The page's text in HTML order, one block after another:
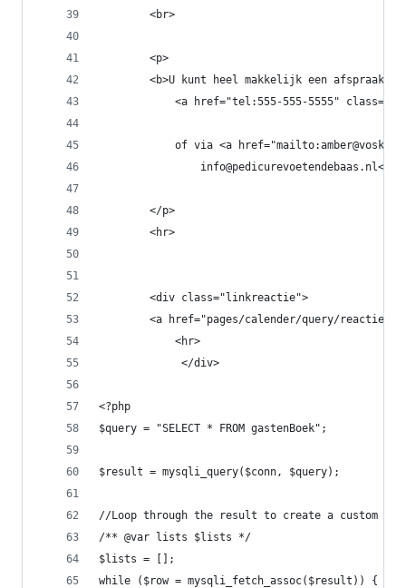
        <br>
        <p>
<b>U kunt heel makkelijk een afspraak
<a href="tel:555-555-5555"
of via <a
info@pedicurevoetendebaas.nl</
        </p>
        <hr>
        <div class="linkreactie">
<a href="pages/calender/query/
            <hr>
             </div>
<?php
$query = "SELECT * FROM gastenBoek";
$result = mysqli_query($conn, $query);
//Loop through the result to create a custom
/** @var lists $lists */
$lists = [];
while ($row = mysqli_fetch_assoc($result)) {